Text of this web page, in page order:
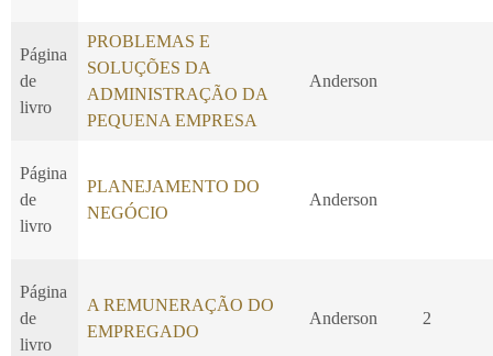
Página
de
livro
PROBLEMAS E
SOLUÇÕES DA
ADMINISTRAÇÃO DA
PEQUENA EMPRESA
Anderson
Página
de
livro
PLANEJAMENTO DO
NEGÓCIO
Anderson
Página
de
livro
A REMUNERAÇÃO DO
EMPREGADO
Anderson 2